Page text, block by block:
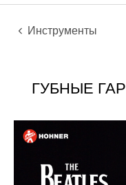
Духовые
Губные гармошки
Инструменты
ГУБНЫЕ